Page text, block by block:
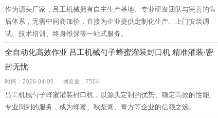
作为源头厂家，吕工机械拥有自主生产基地、专业研发团队与完善的售
后体系，无需中间商加价，直接为企业提供定制化生产、上门安装调
试、技术培训、终身维保等一站式服务。
全自动化高效作业 吕工机械勺子蜂蜜灌装封口机 精准灌装·密
封无忧
时间：2026-04-09 浏览量：7564
吕工机械勺子蜂蜜灌装封口机，以源头定制的优势、稳定高效的性能、
专业周到的服务，成为蜂蜜、秋梨膏、膏方等企业的信赖之选。